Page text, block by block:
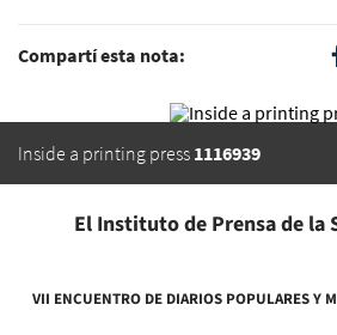
Compartí esta nota:
Inside a printing press 1116939
El Instituto de Prensa de la
VII ENCUENTRO DE DIARIOS POPULARES Y